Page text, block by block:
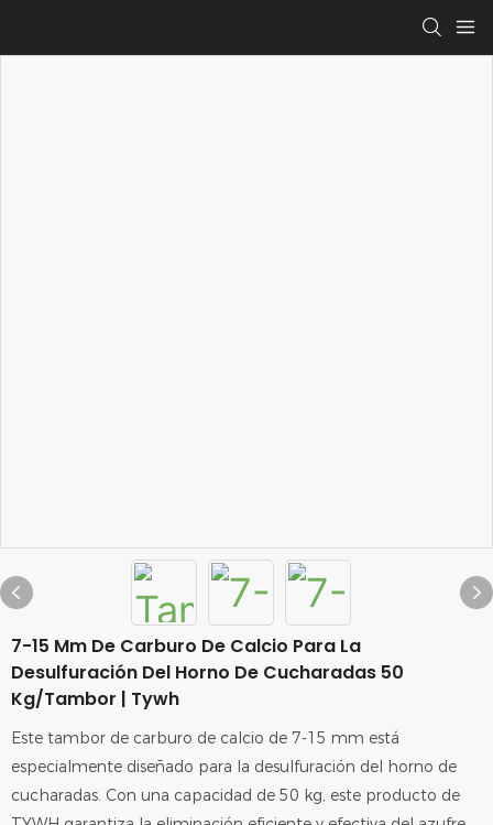
7-15 Mm De Carburo De Calcio Para La
Desulfuración Del Horno De Cucharadas 50
Kg/tambor | Tywh
Este tambor de carburo de calcio de 7-15 mm está
especialmente diseñado para la desulfuración del horno de
cucharadas. Con una capacidad de 50 kg, este producto de